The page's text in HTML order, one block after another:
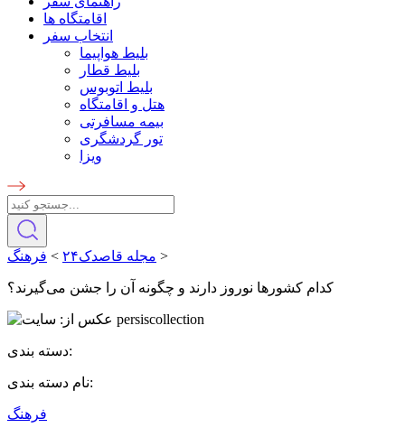
اقامتگاه ها
انتخاب سفر
بلیط هواپیما
بلیط قطار
بلیط اتوبوس
هتل و اقامتگاه
بیمه مسافرتی
تور گردشگری
ویزا
مجله قاصدک۲۴ > فرهنگ >
کدام کشورها نوروز دارند و چگونه آن را جشن می‌گیرند؟
دسته بندی:
نام دسته بندی:
فرهنگ